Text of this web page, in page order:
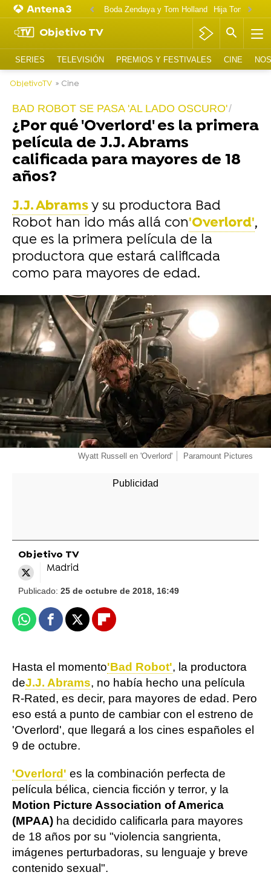
Boda Zendaya y Tom Holland Hija Tom
Objetivo TV
SERIES TELEVISIÓN PREMIOS Y FESTIVALES CINE
ObjetivoTV » Cine
BAD ROBOT SE PASA 'AL LADO OSCURO'
¿Por qué 'Overlord' es la primera
película de J.J. Abrams
calificada para mayores de 18
años?
J.J. Abramsy su productora Bad
Robot han ido más allá con'Overlord',
que es la primera película de la
productora que estará calificada
como para mayores de edad.
-
Wyatt Russell en 'Overlord' Paramount Pictures
Objetivo TV
Madrid
Publicado: 25 de octubre de 2018, 16:49
WhatsappFacebook
X Flipboard
Hasta el momento'Bad Robot', la productora
deJ.J. Abrams, no había hecho una película
R-Rated, es decir, para mayores de edad. Pero
eso está a punto de cambiar con el estreno de
'Overlord', que llegará a los cines españoles el
9 de octubre.
'Overlord' es la combinación perfecta de
película bélica, ciencia ficción y terror, y la
Motion Picture Association of America
(MPAA) ha decidido calificarla para mayores
de 18 años por su "violencia sangrienta,
imágenes perturbadoras, su lenguaje y breve
contenido sexual".